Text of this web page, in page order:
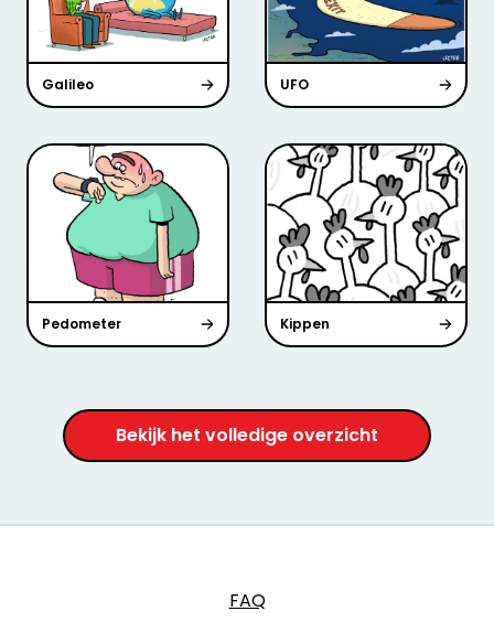
Galileo UFO
Pedometer Kippen
Bekijk het volledige overzicht
FAQ